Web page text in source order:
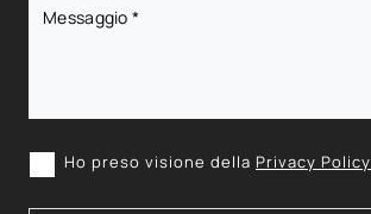
Ho preso visione della Privacy Policy